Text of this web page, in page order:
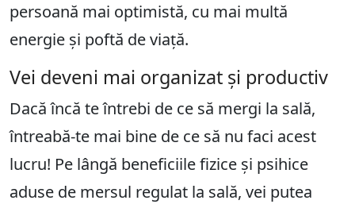
persoană mai optimistă, cu mai multă
energie și poftă de viață.
Vei deveni mai organizat și productiv
Dacă încă te întrebi de ce să mergi la sală,
întreabă-te mai bine de ce să nu faci acest
lucru! Pe lângă beneficiile fizice și psihice
aduse de mersul regulat la sală, vei putea